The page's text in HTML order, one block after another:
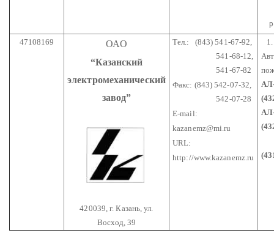
47108169
ОАО
“Казанский
электромеханический
завод”
420039, г. Казань, ул.
Восход, 39
Тел.: (843) 541-67-92,
541-68-12,
541-67-82
Факс: (843) 542-07-32,
542-07-28
E-mail:
kazanemz@mi.ru
URL:
http://www.kazanemz.ru
1.